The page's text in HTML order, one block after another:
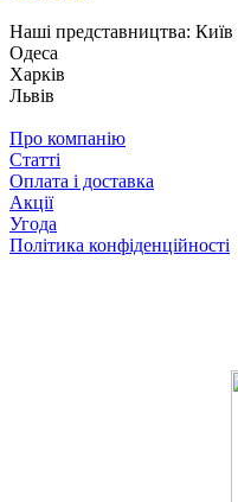
Наші представництва: Київ
Одеса
Харків
Львів
Про компанію
Статті
Оплата і доставка
Акції
Угода
Політика конфіденційності